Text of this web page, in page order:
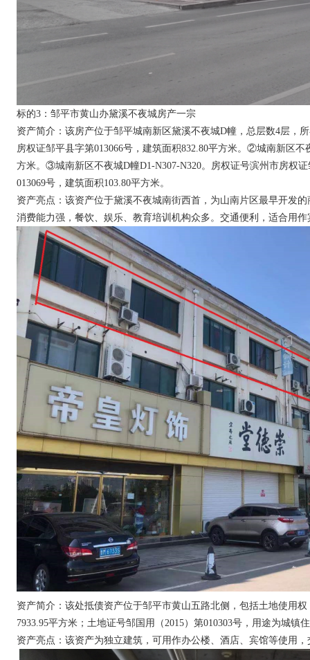
标的3：邹平市黄山办黛溪不夜城房产一宗
资产简介： 该房产位于邹平城南新区黛溪不夜城D幢，总层数4层，
房权证邹平县字第013066号，建筑面积832.80平方米。②城南新区不
方米。③城南新区不夜城D幢D1-N307-N320。房权证号滨州市房权
013069号，建筑面积103.80平方米。
资产亮点：该资产位于黛溪不夜城南街西首，为山南片区最早开发
消费能力强，餐饮、娱乐、教育培训机构众多。交通便利，适合用
资产简介：该处抵债资产位于邹平市黄山五路北侧，包括土地使用
7933.95平方米；土地证号邹国用（2015）第010303号，用途为城
资产亮点：该资产为独立建筑，可用作办公楼、酒店、宾馆等使用